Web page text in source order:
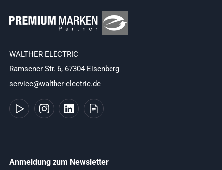
WALTHER ELECTRIC
Ramsener Str. 6, 67304 Eisenberg
service@walther-electric.de
Anmeldung zum Newsletter